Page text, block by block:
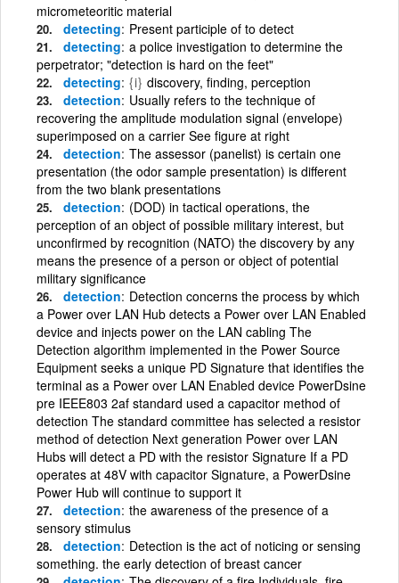
micrometeoritic material
detecting Present participle of to detect
detecting a police investigation to determine the
perpetrator; "detection is hard on the feet"
detecting {i} discovery, finding, perception
detection Usually refers to the technique of
recovering the amplitude modulation signal (envelope)
superimposed on a carrier See figure at right
detection The assessor (panelist) is certain one
presentation (the odor sample presentation) is different
from the two blank presentations
detection (DOD) in tactical operations, the
perception of an object of possible military interest, but
unconfirmed by recognition (NATO) the discovery by any
means the presence of a person or object of potential
military significance
detection Detection concerns the process by which
a Power over LAN Hub detects a Power over LAN Enabled
device and injects power on the LAN cabling The
Detection algorithm implemented in the Power Source
Equipment seeks a unique PD Signature that identifies the
terminal as a Power over LAN Enabled device PowerDsine
pre IEEE803 2af standard used a capacitor method of
detection The standard committee has selected a resistor
method of detection Next generation Power over LAN
Hubs will detect a PD with the resistor Signature If a PD
operates at 48V with capacitor Signature, a PowerDsine
Power Hub will continue to support it
detection the awareness of the presence of a
sensory stimulus
detection Detection is the act of noticing or sensing
something. the early detection of breast cancer